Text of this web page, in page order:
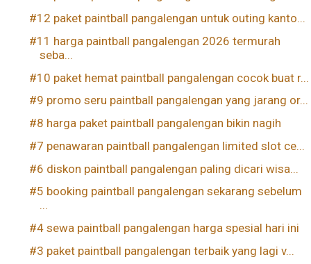
#12 paket paintball pangalengan untuk outing kanto...
#11 harga paintball pangalengan 2026 termurah
seba...
#10 paket hemat paintball pangalengan cocok buat r...
#9 promo seru paintball pangalengan yang jarang or...
#8 harga paket paintball pangalengan bikin nagih
#7 penawaran paintball pangalengan limited slot ce...
#6 diskon paintball pangalengan paling dicari wisa...
#5 booking paintball pangalengan sekarang sebelum
...
#4 sewa paintball pangalengan harga spesial hari ini
#3 paket paintball pangalengan terbaik yang lagi v...